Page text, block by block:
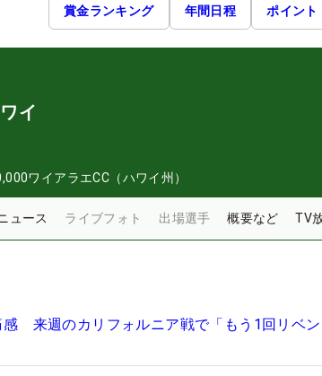
賞金ランキング 年間日程 ポイント
イ
ワイアラエCC（ハワイ州）
ュース ライブフォト 出場選手 概要など TV
感 来週のカリフォルニア戦で「もう1回リベ